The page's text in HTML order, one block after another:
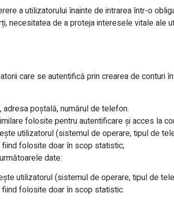
a utilizatorului înainte de intrarea într-o
necesitatea de a proteja interesele vitale ale
care se autentifică prin crearea de conturi
poștală, numărul de telefon.
folosite pentru autentificare și acces la
utilizatorul (sistemul de operare, tipul de
folosite doar în scop statistic;
date:
utilizatorul (sistemul de operare, tipul de
folosite doar în scop statistic.